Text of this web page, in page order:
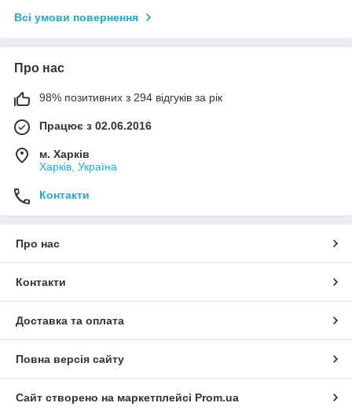
Всі умови повернення
Про нас
98% позитивних з 294 відгуків за рік
Працює з 02.06.2016
м. Харків
Харків, Україна
Контакти
Про нас
Контакти
Доставка та оплата
Повна версія сайту
Сайт створено на маркетплейсі Prom.ua